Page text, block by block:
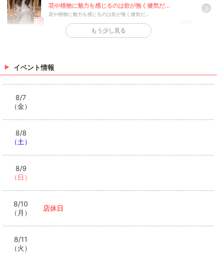
花や植物に魅力を感じるのは欲が無く健気だ...
花や植物に魅力を感じるのは欲が無く健気だ...
もう少し見る
イベント情報
8/7
（金）
8/8
（土）
8/9
（日）
8/10
（月）
店休日
8/11
（火）